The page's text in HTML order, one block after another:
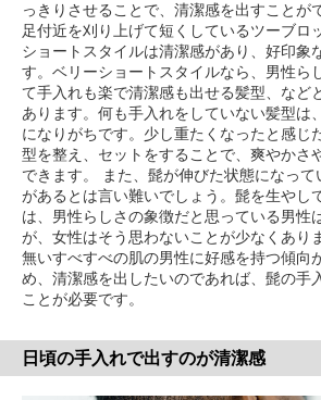
っきりさせることで、清潔感を出すことが
足付近を刈り上げて短くしているツーブロ
ショートスタイルは清潔感があり、好印象
す。ベリーショートスタイルなら、男性ら
て手入れも楽で清潔感も出せる髪型、など
あります。何も手入れをしていない髪型は
になりがちです。少し重たくなったと感じ
型を整え、セットをすることで、爽やかさ
できます。 また、髭が伸びた状態になっ
があるとは言い難いでしょう。髭を生やし
は、男性らしさの象徴だと思っている男性
が、女性はそう思わないことが少なくあり
無いすべすべの肌の男性に好感を持つ傾向
め、清潔感を出したいのであれば、髭の手
ことが必要です。
日頃の手入れで出すのが清潔感